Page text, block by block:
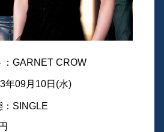
：GARNET CROW
年09月10日(水)
：SINGLE